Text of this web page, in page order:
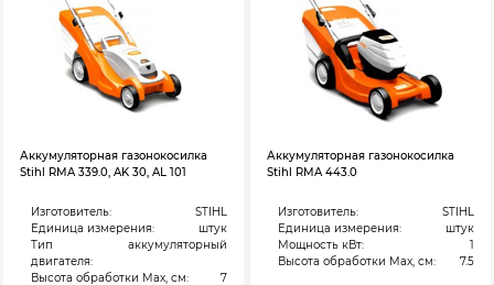
Аккумуляторная газонокосилка
Stihl RMA 339.0, AK 30, AL 101
Изготовитель:
STIHL
Единица измерения:
штук
Тип
двигателя:
аккумуляторный
Высота обработки Max, см:
7
Аккумуляторная газонокосилка
Stihl RMA 443.0
Изготовитель:
STIHL
Единица измерения:
штук
Мощность кВт:
1
Высота обработки Max, см:
7.5